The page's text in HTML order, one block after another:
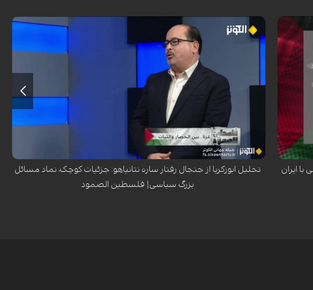
و
او در
و
با ایران
یحیی ابوزکریا، اندیشمند و فعال رسانه‌ای الجزایری، در گفتگو با شبکه الکوثر با
اشاره به جنجال رسانه‌ای پیرامون رفتار ساره نتانیاهو (دزدیدن حوله هتل ها)،
همسر نخست‌وزیر رژیم صهیونیستی، تأکید کرد که این «جزئیات کوچک» در
گفتمان سیاسی برای بیان مسائل بزرگ‌تر به کار گرفته می‌شوند و رفتار افراد، در
صورت اثبات، می‌تواند به عنوان نمادی برای تحلیل سیاست‌ها و عملکرد دولت‌ها
مورد استفاده قرار گیرد.
تحلیل ابوزکریا از جنجال رفتار ساره نتانیاهو: جزئیات کوچک، نماد مسائل
بزرگ سیاسی| فلسطین الصمود